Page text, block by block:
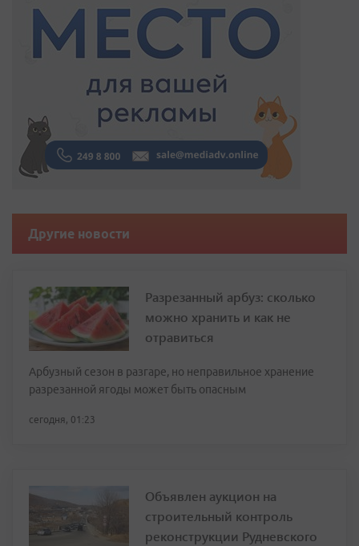
Другие новости
Разрезанный арбуз: сколько
можно хранить и как не
отравиться
Арбузный сезон в разгаре, но неправильное хранение
разрезанной ягоды может быть опасным
сегодня, 01:23
Объявлен аукцион на
строительный контроль
реконструкции Рудневского